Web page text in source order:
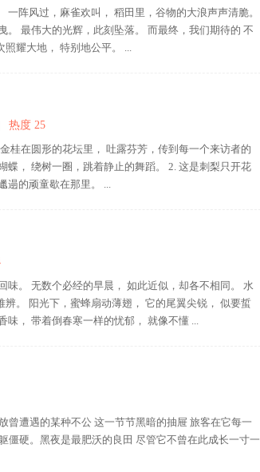
阵风过，麻雀欢叫， 稻田里，谷物的大浪声声清脆。
最伟大的光辉，此刻坠落。 而最终，我们期待的 不
耀大地， 特别地公平。 ...
热度 25
桂在圆形的花坛里， 吐露芬芳，传到每一个来访者的
， 绕树一圈，跳着静止的舞蹈。 2. 这是刺梨只开花
遢的顽童歇在那里。 ...
。 无数个必经的早晨， 如此近似，却各不相同。 水
。 阳光下，蜜蜂扇动薄翅， 它的尾翼尖锐， 似要蜇
味， 带着倒春寒一样的忧郁， 就像不懂 ...
曾遭遇的某种不公 这一节节黑暗的抽屉 旅客在它每一
僵硬。黑夜是最肥沃的良田 尽管它不曾在此成长一寸一